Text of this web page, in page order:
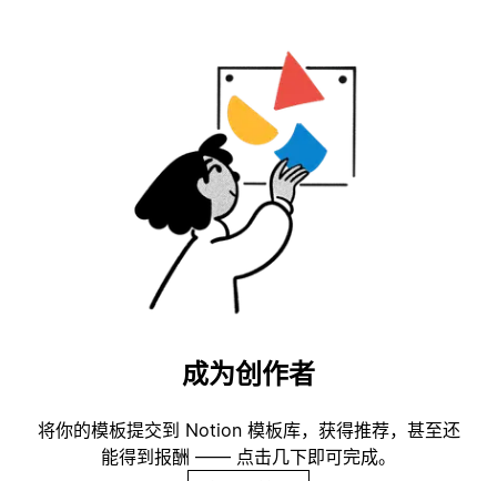
成为创作者
将你的模板提交到 Notion 模板库，获得推荐，甚至还
能得到报酬 —— 点击几下即可完成。